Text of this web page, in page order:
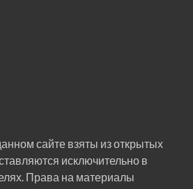
сайте взяты из открытых
исключительно в
Права на материалы